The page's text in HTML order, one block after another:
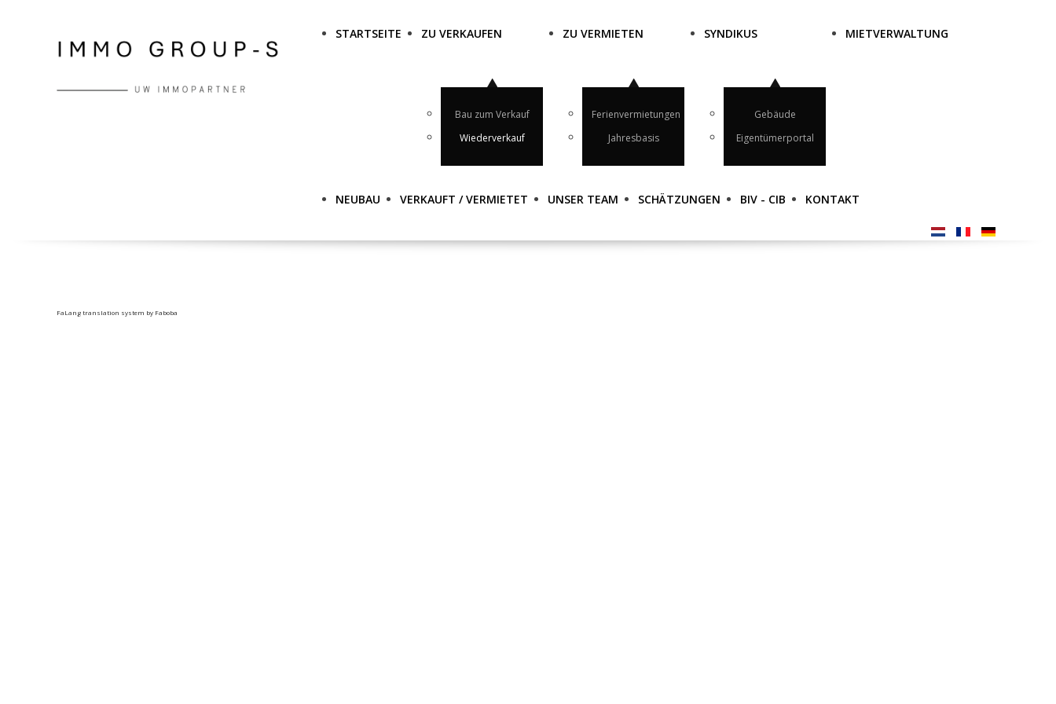
STARTSEITE ZU VERKAUFEN
Bau zum Verkauf
Wiederverkauf
ZU VERMIETEN
Ferienvermietungen
Jahresbasis
SYNDIKUS
Gebäude
Eigentümerportal
MIETVERWALTUNG
NEUBAU VERKAUFT / VERMIETET UNSER TEAM SCHÄTZUNGEN BIV - CIB KONTAKT
FaLang translation system by Faboba